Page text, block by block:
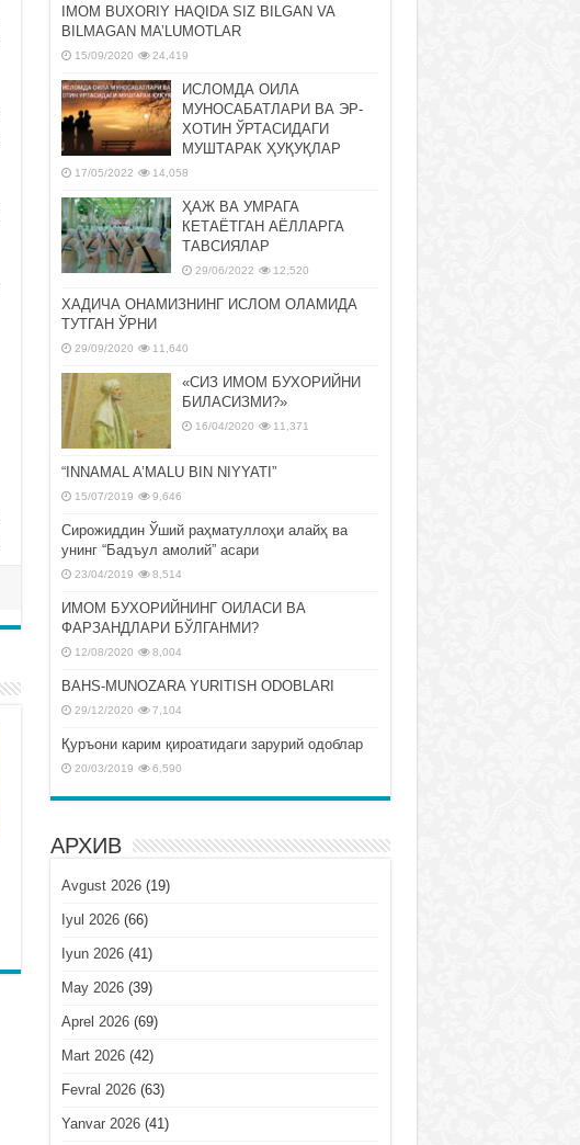
IMOM BUXORIY HAQIDA SIZ BILGAN VA
BILMAGAN MA’LUMOTLAR
15/09/2020 24,419
ИСЛОМДА ОИЛА
МУНОСАБАТЛАРИ ВА ЭР-
ХОТИН ЎРТАСИДАГИ
МУШТАРАК ҲУҚУҚЛАР
17/05/2022 14,058
ҲАЖ ВА УМРАГА
КЕТАЁТГАН АЁЛЛАРГА
ТАВСИЯЛАР
29/06/2022 12,520
ХАДИЧА ОНАМИЗНИНГ ИСЛОМ ОЛАМИДА
ТУТГАН ЎРНИ
29/09/2020 11,640
«СИЗ ИМОМ БУХОРИЙНИ
БИЛАСИЗМИ?»
16/04/2020 11,371
“INNAMAL A’MALU BIN NIYYATI”
15/07/2019 9,646
Сирожиддин Ўший раҳматуллоҳи алайҳ ва
унинг “Бадъул амолий” асари
23/04/2019 8,514
ИМОМ БУХОРИЙНИНГ ОИЛАСИ ВА
ФАРЗАНДЛАРИ БЎЛГАНМИ?
12/08/2020 8,004
BAHS-MUNOZARA YURITISH ODOBLARI
29/12/2020 7,104
Қуръони карим қироатидаги зарурий одоблар
20/03/2019 6,590
АРХИВ
Avgust 2026(19)
Iyul 2026(66)
Iyun 2026(41)
May 2026(39)
Aprel 2026(69)
Mart 2026(42)
Fevral 2026(63)
Yanvar 2026(41)